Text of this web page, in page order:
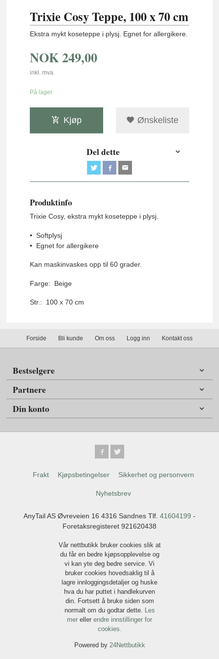
Trixie Cosy Teppe, 100 x 70 cm
Ekstra mykt koseteppe i plysj. Egnet for allergikere.
NOK249,00
inkl. mva.
På lager
Kjøp Ønskeliste
Del dette
Produktinfo
Trixie Cosy, ekstra mykt koseteppe i plysj.
• Softplysj
• Egnet for allergikere
Kan maskinvaskes opp til 60 grader.
Farge: Beige
Str.: 100 x 70 cm
Forside Bli kunde Om oss Logg inn Kontakt oss
Bestselgere
Partnere
Din konto
Frakt Kjøpsbetingelser Sikkerhet og personvern
Nyhetsbrev
AnyTail AS Øvreveien 16 4316 Sandnes Tlf. 41604199 -
Foretaksregisteret 921620438
Vår nettbutikk bruker cookies slik at
du får en bedre kjøpsopplevelse og
vi kan yte deg bedre service. Vi
bruker cookies hovedsaklig til å
lagre innloggingsdetaljer og huske
hva du har puttet i handlekurven
din. Fortsett å bruke siden som
normalt om du godtar dette.
Les
mer eller endre innstillinger for
cookies.
Powered by 24Nettbutikk